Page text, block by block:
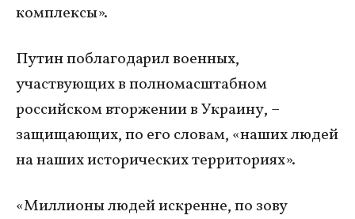
комплексы».
Путин поблагодарил военных,
участвующих в полномасштабном
российском вторжении в Украину, –
защищающих, по его словам, «наших людей
на наших исторических территориях».
«Миллионы людей искренне, по зову